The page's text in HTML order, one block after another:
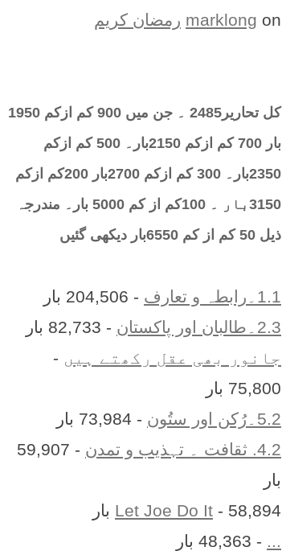
marklong on رمضان کریم
کل تحارير2485 ۔ جن میں 900 کم ازکم 1950
بار 700 کم ازکم 2150بار۔ 500 کم ازکم
2350بار۔ 300 کم ازکم 2700بار 200کم ازکم
3150بار ۔ 100کم از کم 5000 بار۔ مندرجہ
ذیل 50 کم از کم 6550بار دیکھی گئیں
1.1۔رابطہ و تعارف
- 204,506 بار
2.3۔طالبان اور پاکستان
- 82,733 بار
جانور بھی عقل رکھتے ہیں
-
75,800 بار
5.2۔رُکن اور ستُون
- 73,984 بار
4.2. ثقافت ۔ تہذیب و تمدن
- 59,907
بار
Let Joe Do It - 58,894 بار
- 48,363 بار